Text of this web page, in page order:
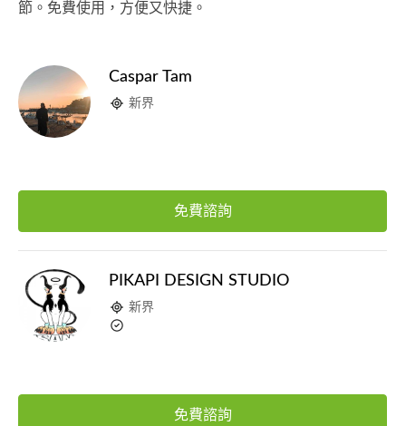
節。免費使用，方便又快捷。
Caspar Tam
新界
免費諮詢
PIKAPI DESIGN STUDIO
新界
免費諮詢